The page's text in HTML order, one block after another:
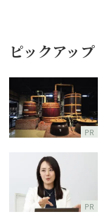
ピックアップ
PR
PR